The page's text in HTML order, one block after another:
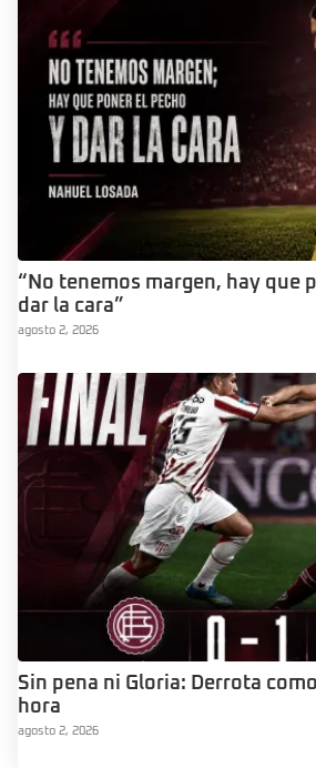
“No tenemos margen, hay que
dar la cara”
agosto 2, 2026
Sin pena ni Gloria: Derrota
hora
agosto 2, 2026